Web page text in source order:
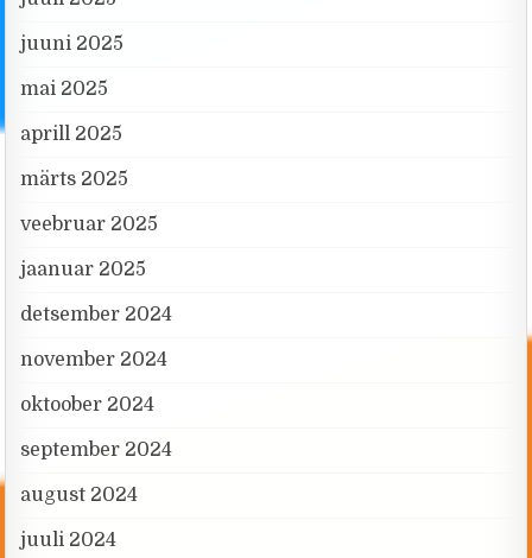
juuni 2025
mai 2025
aprill 2025
märts 2025
veebruar 2025
jaanuar 2025
detsember 2024
november 2024
oktoober 2024
september 2024
august 2024
juuli 2024